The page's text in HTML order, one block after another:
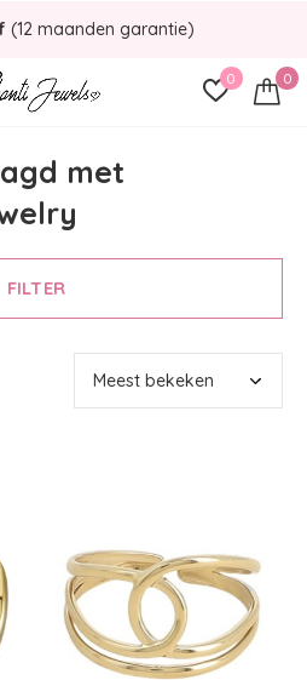
0 0
(12 maanden garantie)
met
FILTER